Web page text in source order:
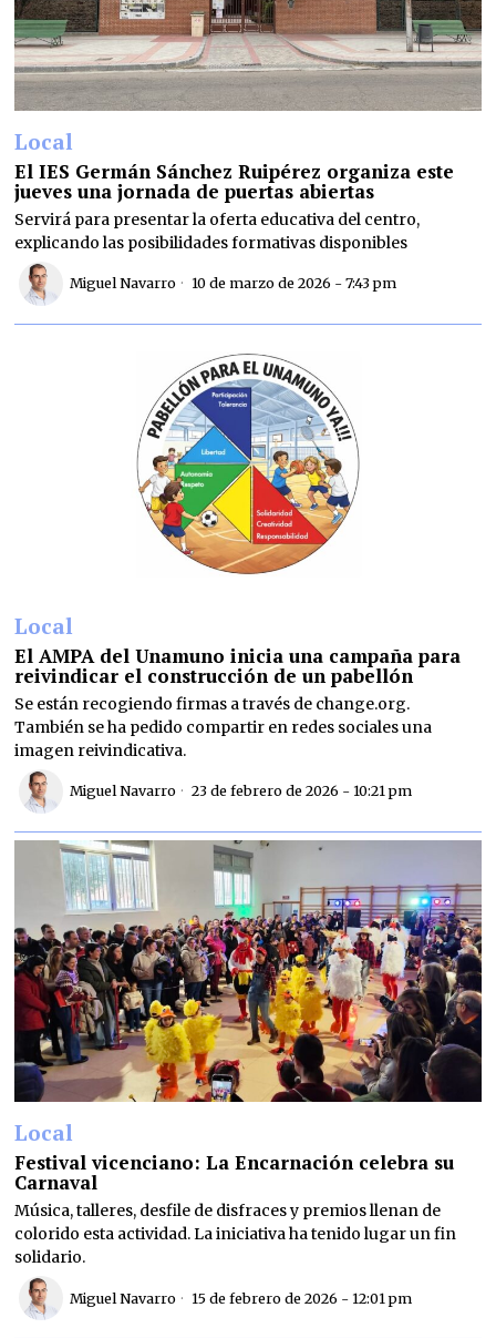
Local
El IES Germán Sánchez Ruipérez organiza este
jueves una jornada de puertas abiertas
Servirá para presentar la oferta educativa del centro,
explicando las posibilidades formativas disponibles
Miguel Navarro 10 de marzo de 2026 - 7:43 pm
Local
El AMPA del Unamuno inicia una campaña para
reivindicar el construcción de un pabellón
Se están recogiendo firmas a través de change.org.
También se ha pedido compartir en redes sociales una
imagen reivindicativa.
Miguel Navarro 23 de febrero de 2026 - 10:21 pm
Local
Festival vicenciano: La Encarnación celebra su
Carnaval
Música, talleres, desfile de disfraces y premios llenan de
colorido esta actividad. La iniciativa ha tenido lugar un fin
solidario.
Miguel Navarro 15 de febrero de 2026 - 12:01 pm